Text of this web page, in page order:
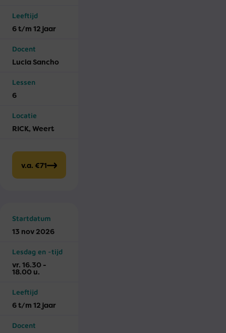
Leeftijd
6 t/m 12 jaar
Docent
Lucia Sancho
Lessen
6
Locatie
RICK, Weert
v.a. €71
Startdatum
13 nov 2026
Lesdag en -tijd
vr. 16.30 -
18.00 u.
Leeftijd
6 t/m 12 jaar
Docent